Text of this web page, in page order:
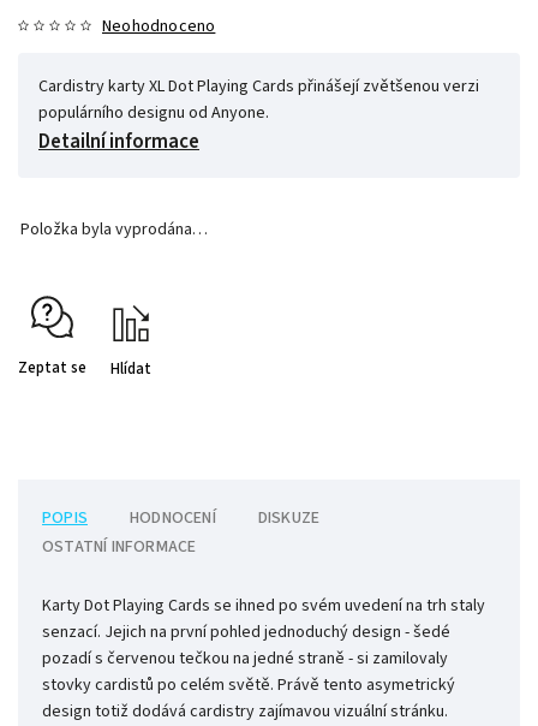
Neohodnoceno
Cardistry karty XL Dot Playing Cards přinášejí zvětšenou verzi
populárního designu od Anyone.
Detailní informace
Položka byla vyprodána…
Zeptat se Hlídat
POPIS HODNOCENÍ
DISKUZE
OSTATNÍ INFORMACE
Karty Dot Playing Cards se ihned po svém uvedení na trh staly
senzací. Jejich na první pohled jednoduchý design - šedé
pozadí s červenou tečkou na jedné straně - si zamilovaly
stovky cardistů po celém světě. Právě tento asymetrický
design totiž dodává cardistry zajímavou vizuální stránku.